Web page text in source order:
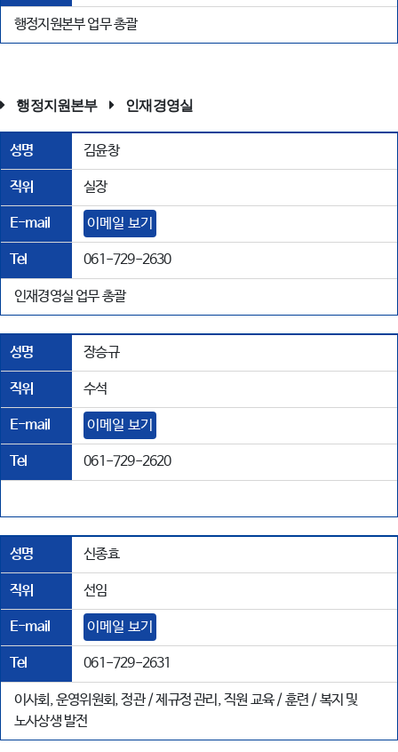
행정지원본부 업무 총괄
행정지원본부 인재경영실
성명 김윤창
직위 실장
E-mail 이메일 보기
Tel 061-729-2630
인재경영실 업무 총괄
성명 장승규
직위 수석
E-mail 이메일 보기
Tel 061-729-2620
성명 신종효
직위 선임
E-mail 이메일 보기
Tel 061-729-2631
이사회, 운영위원회, 정관 / 제규정 관리, 직원 교육 / 훈련 / 복지 및
노사상생 발전